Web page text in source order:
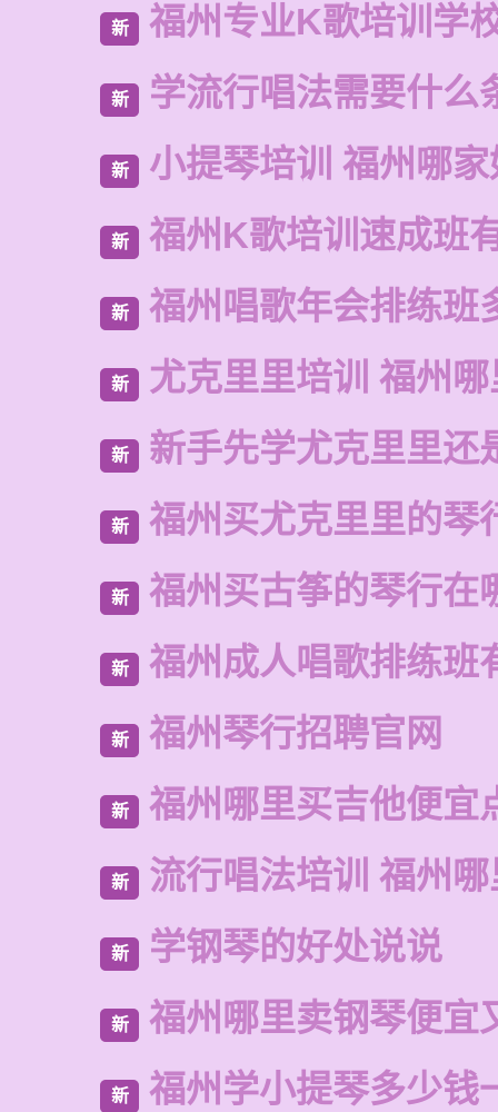
新 福州专业K歌培训学
新 学流行唱法需要什么
新 小提琴培训 福州哪
新 福州K歌培训速成班
新 福州唱歌年会排练班
新 尤克里里培训 福州
新 新手先学尤克里里还
新 福州买尤克里里的琴
新 福州买古筝的琴行在
新 福州成人唱歌排练班
新 福州琴行招聘官网
新 福州哪里买吉他便宜
新 流行唱法培训 福州
新 学钢琴的好处说说
新 福州哪里卖钢琴便宜
新 福州学小提琴多少钱